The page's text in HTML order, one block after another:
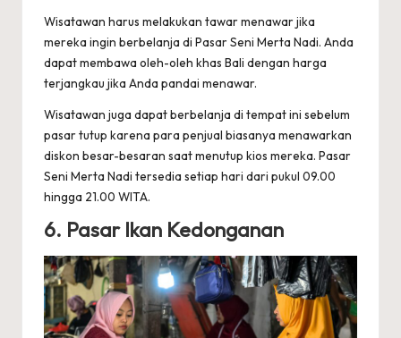
Wisatawan harus melakukan tawar menawar jika
mereka ingin berbelanja di Pasar Seni Merta Nadi. Anda
dapat membawa oleh-oleh khas Bali dengan harga
terjangkau jika Anda pandai menawar.
Wisatawan juga dapat berbelanja di tempat ini sebelum
pasar tutup karena para penjual biasanya menawarkan
diskon besar-besaran saat menutup kios mereka. Pasar
Seni Merta Nadi tersedia setiap hari dari pukul 09.00
hingga 21.00 WITA.
6. Pasar Ikan Kedonganan